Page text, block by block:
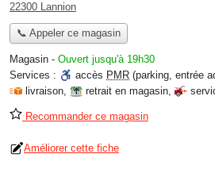
22300 Lannion
📞 Appeler ce magasin
Magasin - Ouvert jusqu'à 19h30
Services :
accès PMR (parking, entrée
livraison, retrait en magasin,
Recommander ce magasin
Améliorer cette fiche